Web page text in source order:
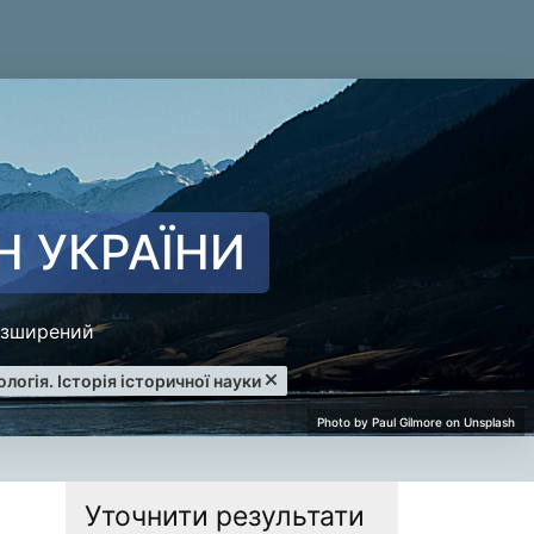
УКРАЇНИ
Історія історичної науки
Уточнити результати